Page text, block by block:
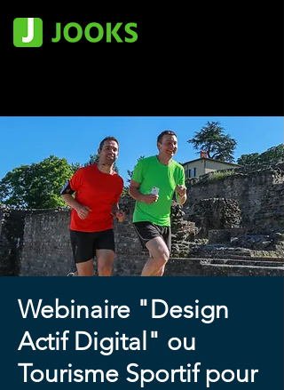
Webinaire "Design
Actif Digital" ou
Tourisme Sportif pour